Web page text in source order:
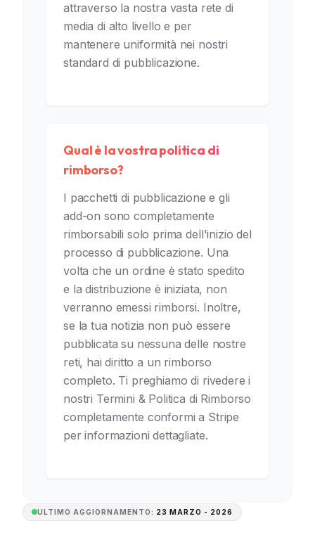
attraverso la nostra vasta rete di
media di alto livello e per
mantenere uniformità nei nostri
standard di pubblicazione.
Qual è la vostra politica di
rimborso?
I pacchetti di pubblicazione e gli
add-on sono completamente
rimborsabili solo prima dell'inizio del
processo di pubblicazione. Una
volta che un ordine è stato spedito
e la distribuzione è iniziata, non
verranno emessi rimborsi. Inoltre,
se la tua notizia non può essere
pubblicata su nessuna delle nostre
reti, hai diritto a un rimborso
completo. Ti preghiamo di rivedere i
nostri Termini & Politica di Rimborso
completamente conformi a Stripe
per informazioni dettagliate.
ULTIMO AGGIORNAMENTO: 23 MARZO - 2026